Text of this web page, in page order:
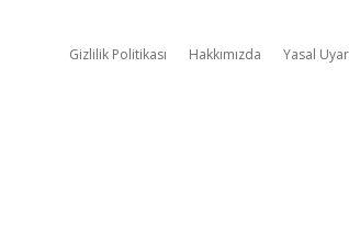
Gizlilik Politikası Hakkımızda Yasal